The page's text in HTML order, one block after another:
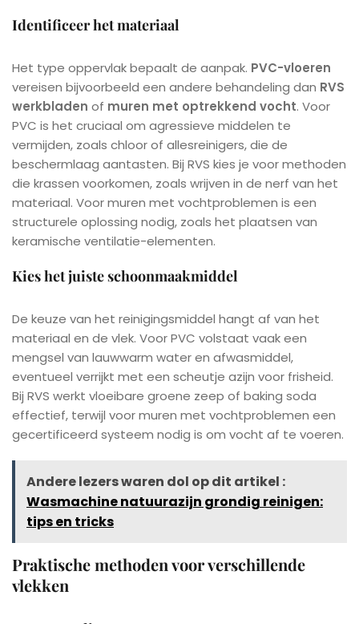
Identificeer het materiaal
Het type oppervlak bepaalt de aanpak. PVC-vloeren
vereisen bijvoorbeeld een andere behandeling dan RVS
werkbladen of muren met optrekkend vocht. Voor
PVC is het cruciaal om agressieve middelen te
vermijden, zoals chloor of allesreinigers, die de
beschermlaag aantasten. Bij RVS kies je voor methoden
die krassen voorkomen, zoals wrijven in de nerf van het
materiaal. Voor muren met vochtproblemen is een
structurele oplossing nodig, zoals het plaatsen van
keramische ventilatie-elementen.
Kies het juiste schoonmaakmiddel
De keuze van het reinigingsmiddel hangt af van het
materiaal en de vlek. Voor PVC volstaat vaak een
mengsel van lauwwarm water en afwasmiddel,
eventueel verrijkt met een scheutje azijn voor frisheid.
Bij RVS werkt vloeibare groene zeep of baking soda
effectief, terwijl voor muren met vochtproblemen een
gecertificeerd systeem nodig is om vocht af te voeren.
Andere lezers waren dol op dit artikel :
Wasmachine natuurazijn grondig reinigen:
tips en tricks
Praktische methoden voor verschillende
vlekken